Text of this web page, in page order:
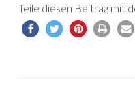
Teile diesen Beitrag mit